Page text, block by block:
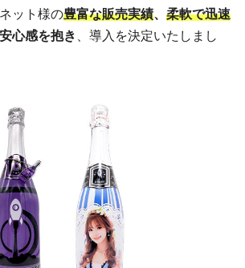
ット様の豊富な販売実績、 柔軟で迅速
心感を抱き
、導入を決定いたしまし